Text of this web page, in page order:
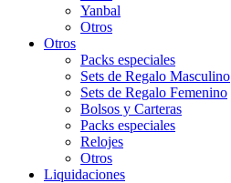
Yanbal
Otros
Otros
Packs especiales
Sets de Regalo Masculino
Sets de Regalo Femenino
Bolsos y Carteras
Packs especiales
Relojes
Otros
Liquidaciones